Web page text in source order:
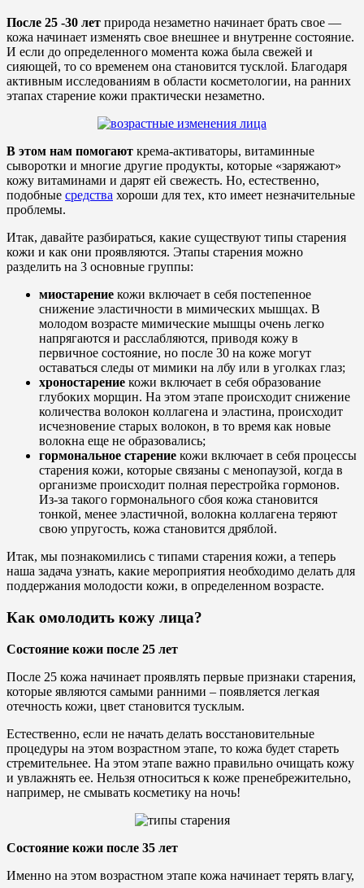
После 25 -30 лет природа незаметно начинает брать свое —
кожа начинает изменять свое внешнее и внутренне состояние.
И если до определенного момента кожа была свежей и
сияющей, то со временем она становится тусклой. Благодаря
активным исследованиям в области косметологии, на ранних
этапах старение кожи практически незаметно.
В этом нам помогают крема-активаторы, витаминные
сыворотки и многие другие продукты, которые «заряжают»
кожу витаминами и дарят ей свежесть. Но, естественно,
подобные средства хороши для тех, кто имеет незначительные
проблемы.
Итак, давайте разбираться, какие существуют типы старения
кожи и как они проявляются. Этапы старения можно
разделить на 3 основные группы:
миостарение кожи включает в себя постепенное
снижение эластичности в мимических мышцах. В
молодом возрасте мимические мышцы очень легко
напрягаются и расслабляются, приводя кожу в
первичное состояние, но после 30 на коже могут
оставаться следы от мимики на лбу или в уголках глаз;
хроностарение кожи включает в себя образование
глубоких морщин. На этом этапе происходит снижение
количества волокон коллагена и эластина, происходит
исчезновение старых волокон, в то время как новые
волокна еще не образовались;
гормональное старение кожи включает в себя процессы
старения кожи, которые связаны с менопаузой, когда в
организме происходит полная перестройка гормонов.
Из-за такого гормонального сбоя кожа становится
тонкой, менее эластичной, волокна коллагена теряют
свою упругость, кожа становится дряблой.
Итак, мы познакомились с типами старения кожи, а теперь
наша задача узнать, какие мероприятия необходимо делать для
поддержания молодости кожи, в определенном возрасте.
Как омолодить кожу лица?
Состояние кожи после 25 лет
После 25 кожа начинает проявлять первые признаки старения,
которые являются самыми ранними – появляется легкая
отечность кожи, цвет становится тусклым.
Естественно, если не начать делать восстановительные
процедуры на этом возрастном этапе, то кожа будет стареть
стремительнее. На этом этапе важно правильно очищать кожу
и увлажнять ее. Нельзя относиться к коже пренебрежительно,
например, не смывать косметику на ночь!
Состояние кожи после 35 лет
Именно на этом возрастном этапе кожа начинает терять влагу,